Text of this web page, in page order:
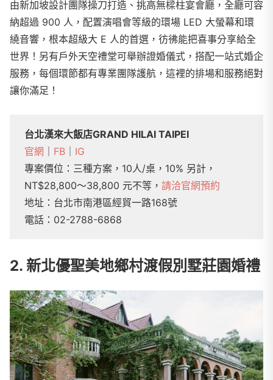
由新加坡設計團隊操刀打造、挑高無樑柱宴會廳，全廳可容
納超過 900 人，配置演唱會等級的環場 LED 大螢幕和環
繞音響，根本超級大 E 人的首選，彷彿能把喜事分享給全
世界！另有戶外天空禮堂可舉辦證婚儀式，搭配一站式婚企
服務，每個環節都有專業團隊護航，這裡的排場和服務絕對
讓你滿足！
台北漢來大飯店GRAND HILAI TAIPEI
官網
FB
IG
專案價位：三種方案，10人/桌，10% 另計，
NT$28,800～38,800 元不等， 請洽官網預約
地址：台北市南港區經貿一路168號
電話：02-2788-6868
2. 新北優聖美地鄉村渡假別墅莊園婚禮